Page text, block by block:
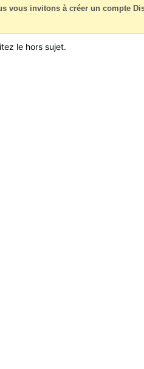
vous invitons à créer un compte
le hors sujet.